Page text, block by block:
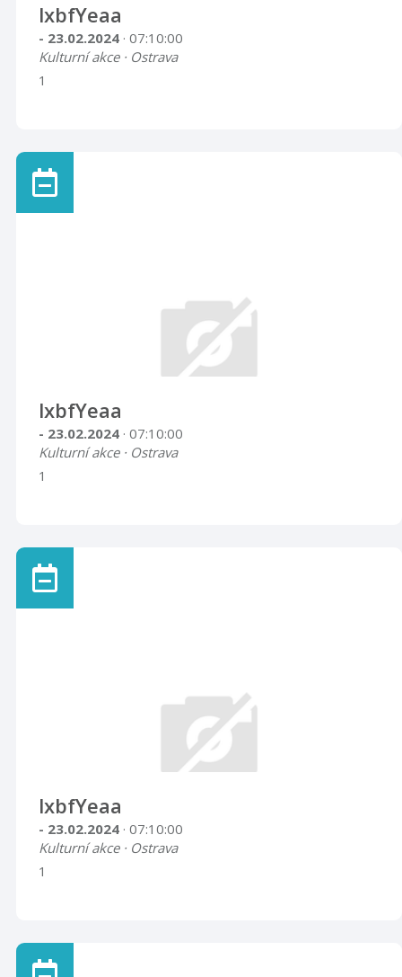
lxbfYeaa
- 23.02.2024 · 07:10:00
Kulturní akce · Ostrava
1
lxbfYeaa
- 23.02.2024 · 07:10:00
Kulturní akce · Ostrava
1
lxbfYeaa
- 23.02.2024 · 07:10:00
Kulturní akce · Ostrava
1